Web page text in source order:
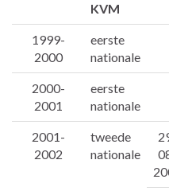
KVM
1999-
2000
eerste
nationale
2000-
2001
eerste
nationale
2001-
2002
tweede
nationale